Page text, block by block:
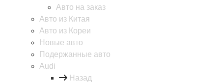
Авто на заказ
Авто из Китая
Авто из Кореи
Новые авто
Подержанные авто
Audi
Назад